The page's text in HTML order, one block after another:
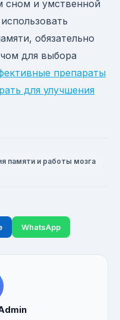
сном и умственной
обязательно
для выбора
препараты
для улучшения
памяти и работы мозга
WhatsApp